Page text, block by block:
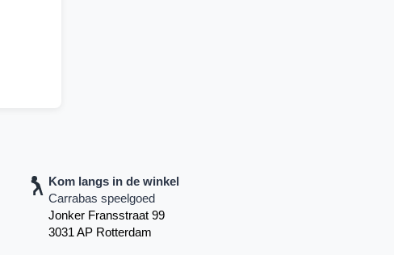
Kom langs in de winkel
Carrabas speelgoed
Jonker Fransstraat 99
3031 AP Rotterdam